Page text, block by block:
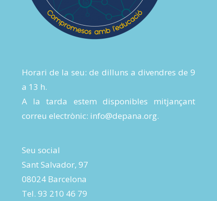
Horari de la seu: de dilluns a divendres de 9
a 13 h.
A la tarda estem disponibles mitjançant
correu electrònic: info@depana.org.
Seu social
Sant Salvador, 97
08024 Barcelona
Tel. 93 210 46 79